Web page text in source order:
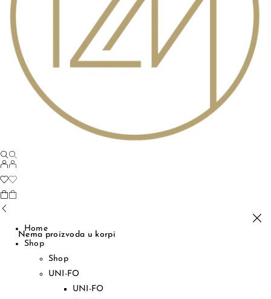
Nema proizvoda u korpi
Home
Shop
Shop
UNI-FO
UNI-FO